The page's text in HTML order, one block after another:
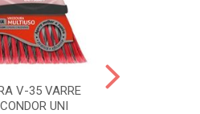
V-35 VARRE
UNI